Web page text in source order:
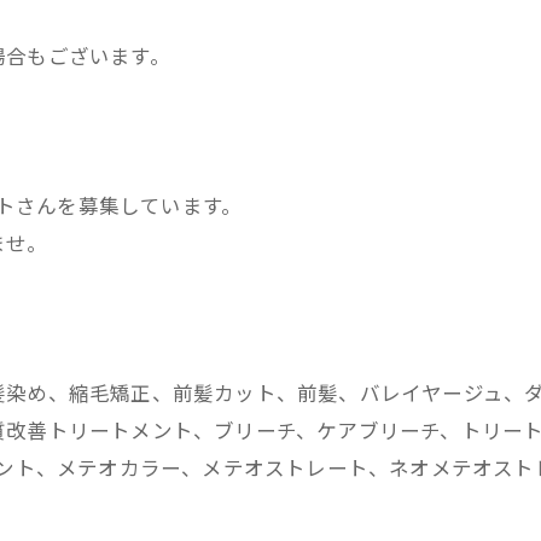
もございます。
んを募集しています。
。
め、縮毛矯正、前髪カット、前髪、バレイヤージュ、
善トリートメント、ブリーチ、ケアブリーチ、トリー
ト、メテオカラー、メテオストレート、ネオメテオス